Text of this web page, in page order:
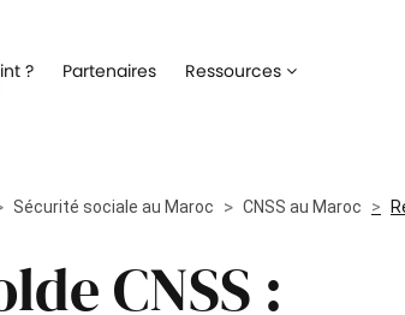
? Partenaires Ressources
Sécurité sociale au Maroc CNSS au Maroc
CNSS :
la gestion de votre processus de
collaborateur
un meilleur suivi des parcours de
Digitalisez